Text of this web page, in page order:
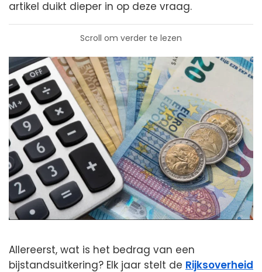
artikel duikt dieper in op deze vraag.
Scroll om verder te lezen
Allereerst, wat is het bedrag van een
bijstandsuitkering? Elk jaar stelt de Rijksoverheid